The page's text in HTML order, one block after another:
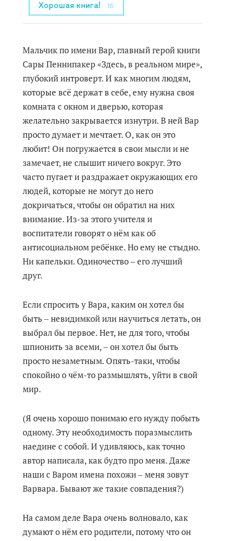
Хорошая книга! 16
Мальчик по имени Вар, главный герой книги
Сары Пеннипакер «Здесь, в реальном мире»,
глубокий интроверт. И как многим людям,
которые всё держат в себе, ему нужна своя
комната с окном и дверью, которая
желательно закрывается изнутри. В ней Вар
просто думает и мечтает. О, как он это
любит! Он погружается в свои мысли и не
замечает, не слышит ничего вокруг. Это
часто пугает и раздражает окружающих его
людей, которые не могут до него
докричаться, чтобы он обратил на них
внимание. Из-за этого учителя и
воспитатели говорят о нём как об
антисоциальном ребёнке. Но ему не стыдно.
Ни капельки. Одиночество – его лучший
друг.
Если спросить у Вара, каким он хотел бы
быть ‒ невидимкой или научиться летать, он
выбрал бы первое. Нет, не для того, чтобы
шпионить за всеми, ‒ он хотел бы быть
просто незаметным. Опять-таки, чтобы
спокойно о чём-то размышлять, уйти в свой
мир.
(Я очень хорошо понимаю его нужду побыть
одному. Эту необходимость поразмыслить
наедине с собой. И удивляюсь, как точно
автор написала, как будто про меня. Даже
наши с Варом имена похожи ‒ меня зовут
Варвара. Бывают же такие совпадения?)
На самом деле Вара очень волновало, как
думают о нём его родители, потому что он